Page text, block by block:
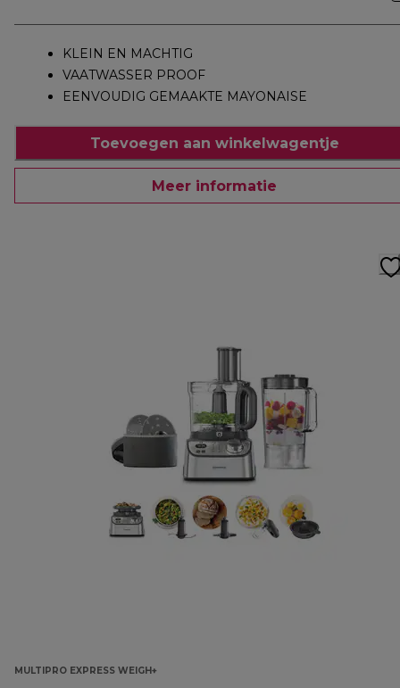
KLEIN EN MACHTIG
VAATWASSER PROOF
EENVOUDIG GEMAAKTE MAYONAISE
Toevoegen aan winkelwagentje
Meer informatie
MULTIPRO EXPRESS WEIGH+